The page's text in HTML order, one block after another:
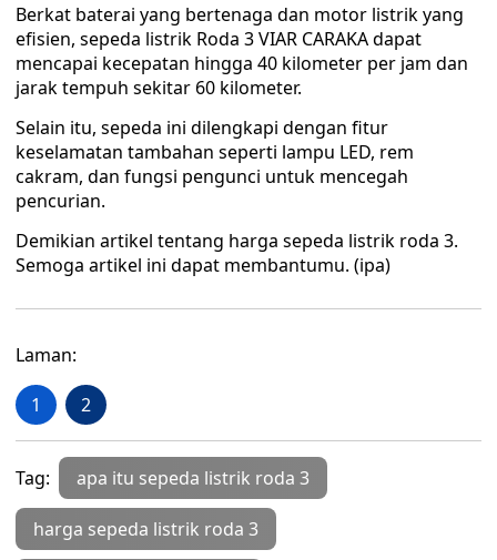
Berkat baterai yang bertenaga dan motor listrik yang
efisien, sepeda listrik Roda 3 VIAR CARAKA dapat
mencapai kecepatan hingga 40 kilometer per jam dan
jarak tempuh sekitar 60 kilometer.
Selain itu, sepeda ini dilengkapi dengan fitur
keselamatan tambahan seperti lampu LED, rem
cakram, dan fungsi pengunci untuk mencegah
pencurian.
Demikian artikel tentang harga sepeda listrik roda 3.
Semoga artikel ini dapat membantumu. (ipa)
Laman:
1 2
Tag: apa itu sepeda listrik roda 3
harga sepeda listrik roda 3